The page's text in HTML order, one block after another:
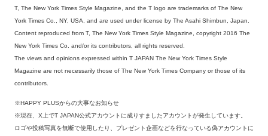
T, The New York Times Style Magazine, and the T logo are trademarks of The New
York Times Co., NY, USA, and are used under license by The Asahi Shimbun, Japan.
Content reproduced from T, The New York Times Style Magazine, copyright 2016 The
New York Times Co. and/or its contributors, all rights reserved.
The views and opinions expressed within T JAPAN The New York Times Style
Magazine are not necessarily those of The New York Times Company or those of its
contributors.
※HAPPY PLUSからの大事なお知らせ
※現在、X上でT JAPAN公式アカウントに成りすましたアカウントが発生しています。
ロゴや投稿写真を無断で使用したり、プレゼント企画などを行なっている偽アカウントに